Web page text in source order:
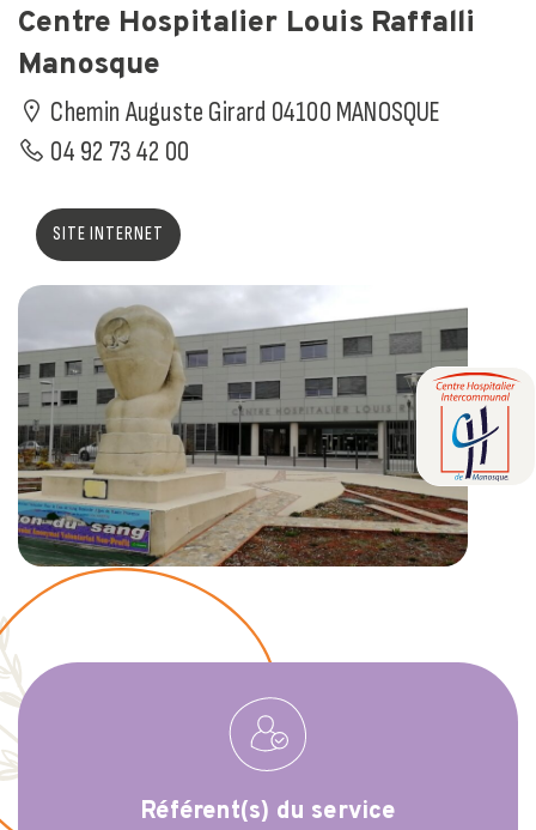
Centre Hospitalier Louis Raffalli
Manosque
Chemin Auguste Girard 04100 MANOSQUE
04 92 73 42 00
SITE INTERNET
Référent(s) du service